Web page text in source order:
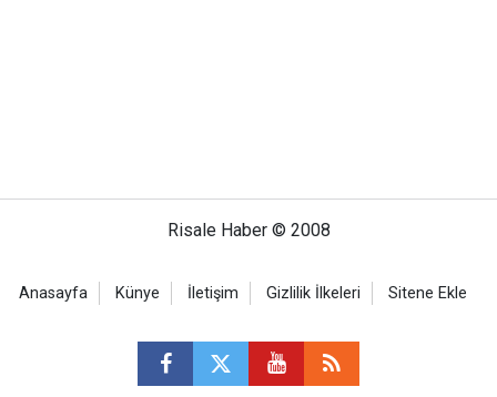
Risale Haber © 2008
Anasayfa Künye İletişim Gizlilik İlkeleri Sitene Ekle